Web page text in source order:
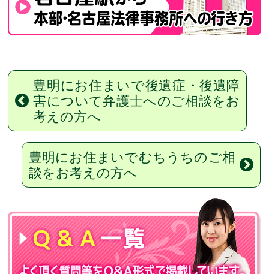
豊明にお住まいで後遺症・後遺障
害について弁護士へのご相談をお
考えの方へ
豊明にお住まいでむちうちのご相
談をお考えの方へ